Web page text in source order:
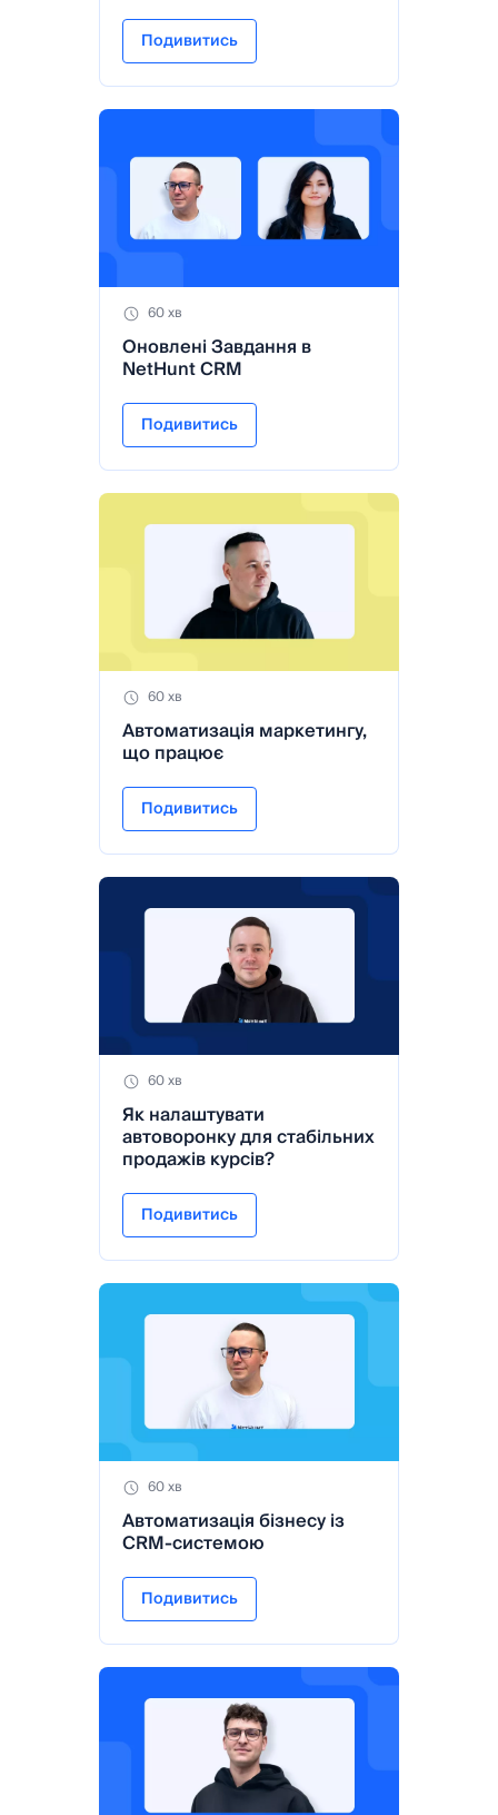
Подивитись
60 хв
Оновлені Завдання в
NetHunt CRM
Подивитись
60 хв
Автоматизація маркетингу,
що працює
Подивитись
60 хв
Як налаштувати
автоворонку для стабільних
продажів курсів?
Подивитись
60 хв
Автоматизація бізнесу із
CRM-системою
Подивитись